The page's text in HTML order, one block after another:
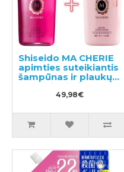
Shiseido MA CHERIE
apimties suteikiantis
šampūnas ir plaukų
kondicionierius
49,98€